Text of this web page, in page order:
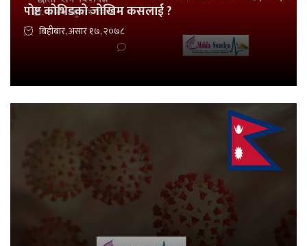
पोष्ट कोभिडको जोखिम कसलाई ?
बिहीबार, असार १७, २०७८